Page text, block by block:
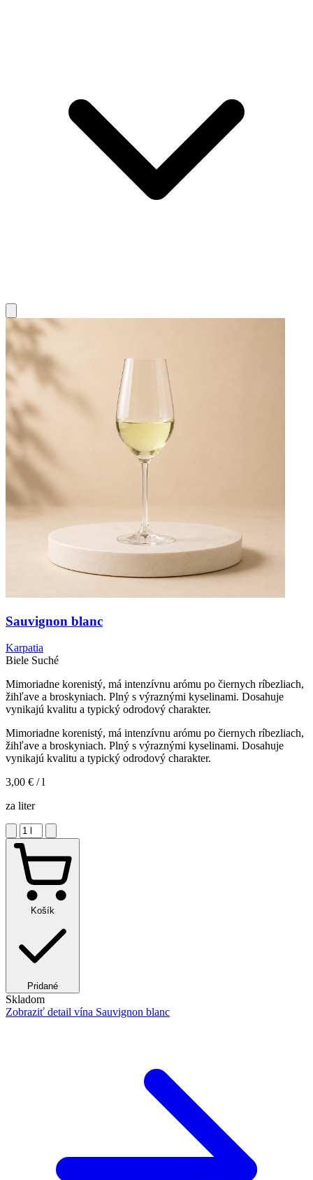
Sauvignon blanc
Karpatia
Biele Suché
Mimoriadne korenistý, má intenzívnu arómu po čiernych ríbezliach,
žihľave a broskyniach. Plný s výraznými kyselinami. Dosahuje
vynikajú kvalitu a typický odrodový charakter.
Mimoriadne korenistý, má intenzívnu arómu po čiernych ríbezliach,
žihľave a broskyniach. Plný s výraznými kyselinami. Dosahuje
vynikajú kvalitu a typický odrodový charakter.
3,00 € / l
za liter
Košík
Pridané
Skladom
Zobraziť detail vína Sauvignon blanc